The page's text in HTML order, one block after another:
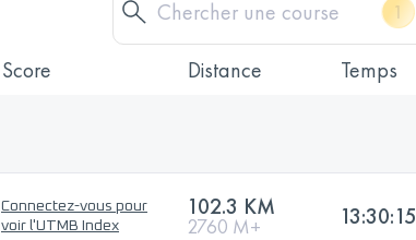
Score Distance Temps
Connectez-vous pour
voir l'UTMB Index
102.3 KM
2760 M+ 13:30:15